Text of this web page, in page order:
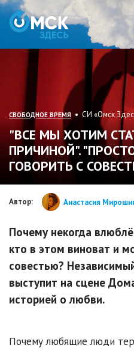
СВОБОДНОЕ ВРЕМЯ • СИ «Омск
"ВСЕ МЫ ХОТИМ
ПРИЧИНОЙ".
ГОВОРИТЬ С
Автор: Анастасия
Почему некогда
кто в этом виноват и
совестью?
выступит на сцене
историей о любви.
Почему любящие люди